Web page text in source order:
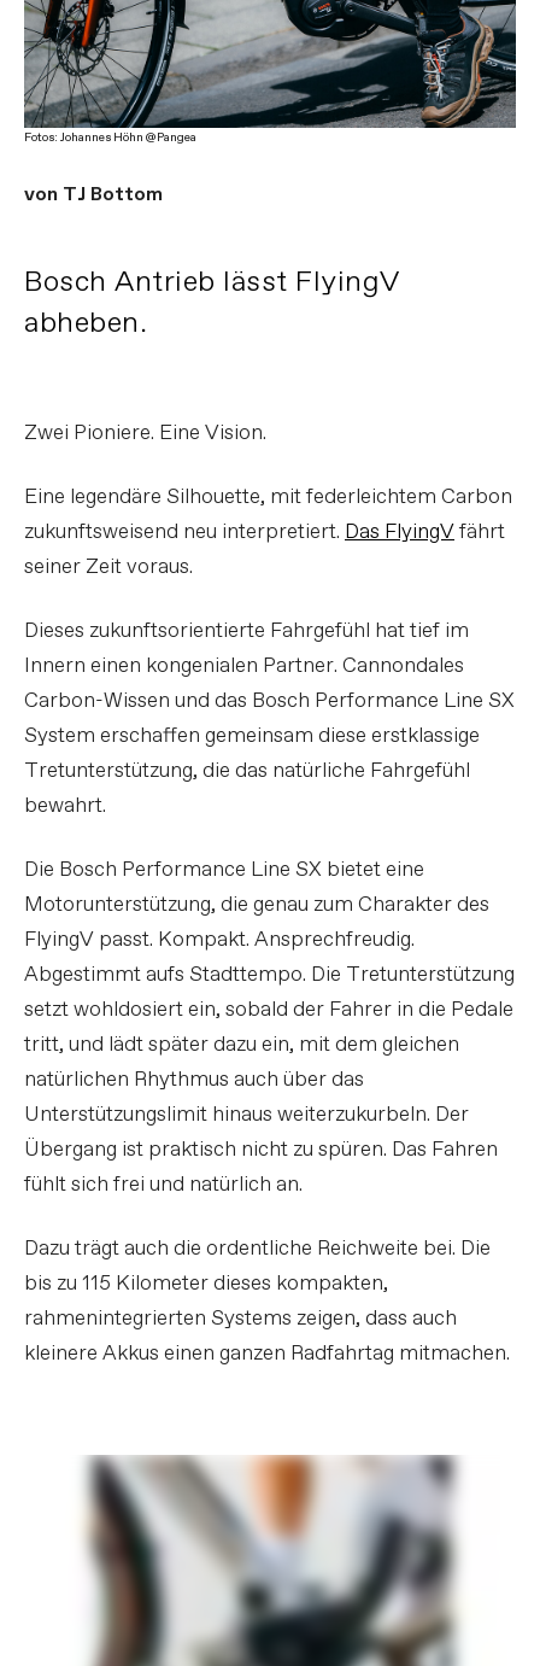
Fotos: Johannes Höhn @Pangea
von TJ Bottom
Bosch Antrieb lässt FlyingV
abheben.
Zwei Pioniere. Eine Vision.
Eine legendäre Silhouette, mit federleichtem Carbon
zukunftsweisend neu interpretiert. Das FlyingVfährt
seiner Zeit voraus.
Dieses zukunftsorientierte Fahrgefühl hat tief im
Innern einen kongenialen Partner. Cannondales
Carbon-Wissen und das Bosch Performance Line SX
System erschaffen gemeinsam diese erstklassige
Tretunterstützung, die das natürliche Fahrgefühl
bewahrt.
Die Bosch Performance Line SX bietet eine
Motorunterstützung, die genau zum Charakter des
FlyingV passt. Kompakt. Ansprechfreudig.
Abgestimmt aufs Stadttempo. Die Tretunterstützung
setzt wohldosiert ein, sobald der Fahrer in die Pedale
tritt, und lädt später dazu ein, mit dem gleichen
natürlichen Rhythmus auch über das
Unterstützungslimit hinaus weiterzukurbeln. Der
Übergang ist praktisch nicht zu spüren. Das Fahren
fühlt sich frei und natürlich an.
Dazu trägt auch die ordentliche Reichweite bei. Die
bis zu 115 Kilometer dieses kompakten,
rahmenintegrierten Systems zeigen, dass auch
kleinere Akkus einen ganzen Radfahrtag mitmachen.